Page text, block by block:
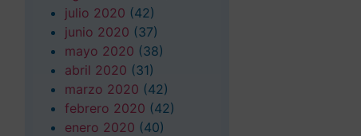
julio 2020 (42)
junio 2020 (37)
mayo 2020 (38)
abril 2020 (31)
marzo 2020 (42)
febrero 2020 (42)
enero 2020 (40)